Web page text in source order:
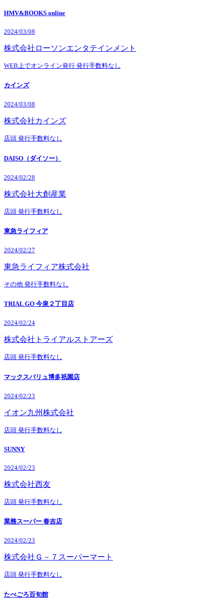
HMV&BOOKS online
2024/03/08
株式会社ローソンエンタテインメント
WEB上でオンライン発行 発行手数料なし
カインズ
2024/03/08
株式会社カインズ
店頭 発行手数料なし
DAISO（ダイソー）
2024/02/28
株式会社大創産業
店頭 発行手数料なし
東急ライフィア
2024/02/27
東急ライフィア株式会社
その他 発行手数料なし
TRIAL GO 今泉２丁目店
2024/02/24
株式会社トライアルストアーズ
店頭 発行手数料なし
マックスバリュ博多祇園店
2024/02/23
イオン九州株式会社
店頭 発行手数料なし
SUNNY
2024/02/23
株式会社西友
店頭 発行手数料なし
業務スーパー 春吉店
2024/02/23
株式会社Ｇ－７スーパーマート
店頭 発行手数料なし
たべごろ百旬館